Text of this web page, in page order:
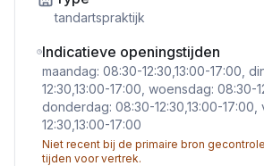
tandartspraktijk
Indicatieve openingstijden
maandag: 08:30-12:30,13:00-17:00,
12:30,13:00-17:00, woensdag: 08:30-
donderdag: 08:30-12:30,13:00-17:00,
12:30,13:00-17:00
Niet recent bij de primaire bron
tijden voor vertrek.